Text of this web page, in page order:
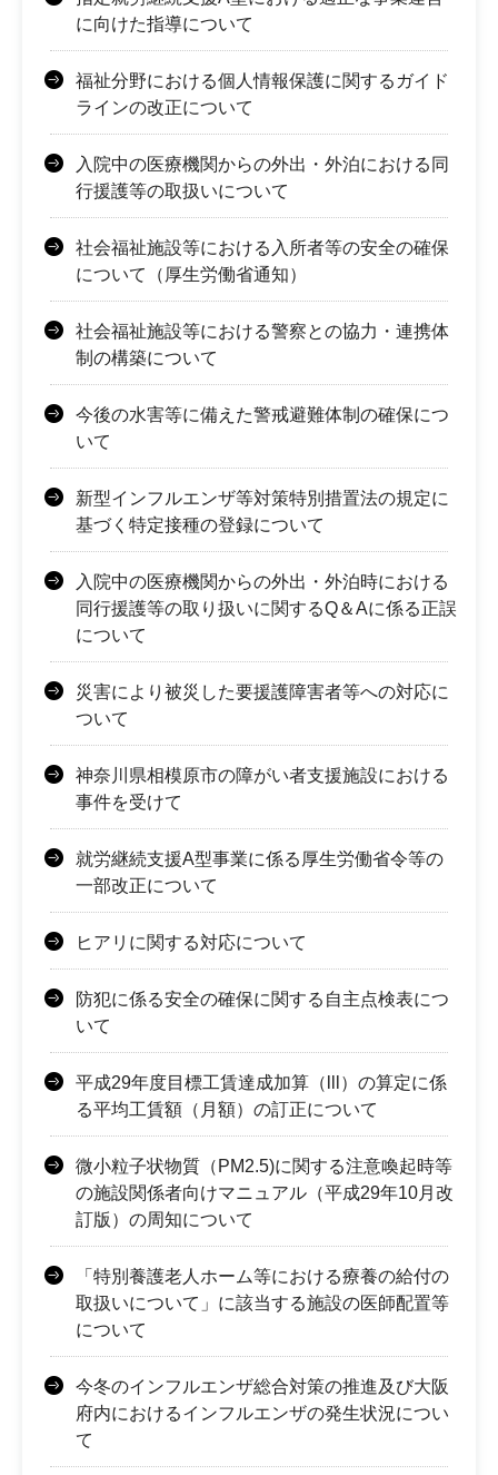
に向けた指導について
福祉分野における個人情報保護に関するガイド
ラインの改正について
入院中の医療機関からの外出・外泊における同
行援護等の取扱いについて
社会福祉施設等における入所者等の安全の確保
について（厚生労働省通知）
社会福祉施設等における警察との協力・連携体
制の構築について
今後の水害等に備えた警戒避難体制の確保につ
いて
新型インフルエンザ等対策特別措置法の規定に
基づく特定接種の登録について
入院中の医療機関からの外出・外泊時における
同行援護等の取り扱いに関するQ＆Aに係る正誤
について
災害により被災した要援護障害者等への対応に
ついて
神奈川県相模原市の障がい者支援施設における
事件を受けて
就労継続支援A型事業に係る厚生労働省令等の
一部改正について
ヒアリに関する対応について
防犯に係る安全の確保に関する自主点検表につ
いて
平成29年度目標工賃達成加算（lll）の算定に係
る平均工賃額（月額）の訂正について
微小粒子状物質（PM2.5)に関する注意喚起時等
の施設関係者向けマニュアル（平成29年10月改
訂版）の周知について
「特別養護老人ホーム等における療養の給付の
取扱いについて」に該当する施設の医師配置等
について
今冬のインフルエンザ総合対策の推進及び大阪
府内におけるインフルエンザの発生状況につい
て